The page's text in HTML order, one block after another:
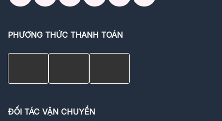
PHƯƠNG THỨC THANH TOÁN
ĐỐI TÁC VẬN CHUYỂN